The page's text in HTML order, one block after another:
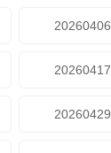
20260406
20260417
20260429